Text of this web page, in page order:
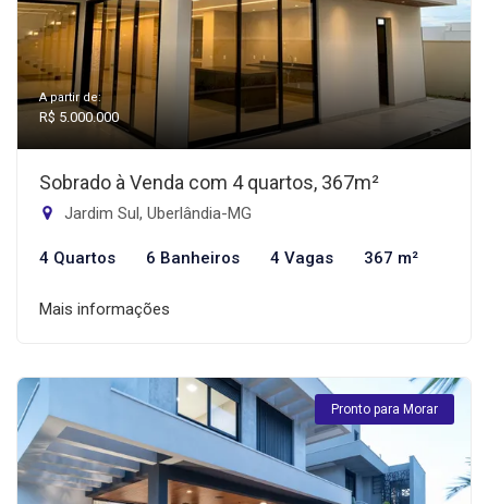
A partir de:
R$ 5.000.000
Sobrado à Venda com 4 quartos, 367m²
Jardim Sul, Uberlândia-MG
4 Quartos 6 Banheiros 4 Vagas 367 m²
Mais informações
Pronto para Morar